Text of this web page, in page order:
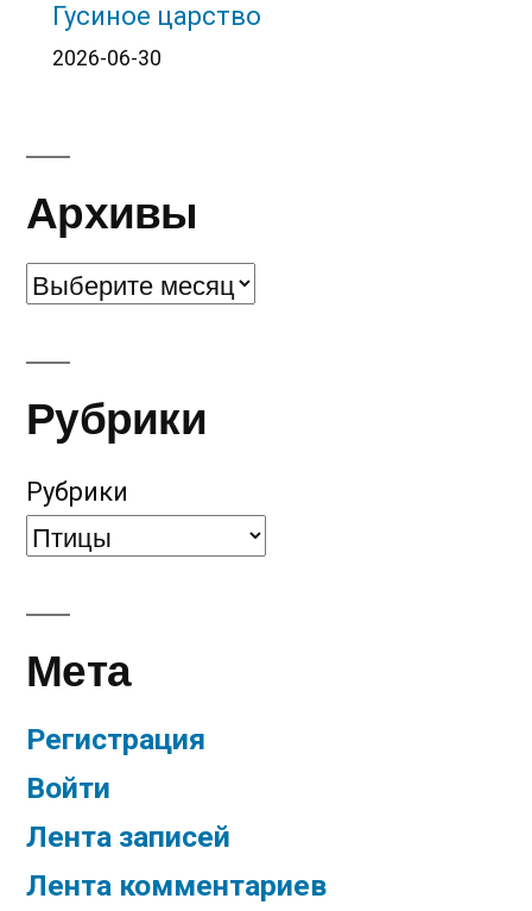
Гусиное царство
2026-06-30
Архивы
Архивы
Рубрики
Рубрики
Мета
Регистрация
Войти
Лента записей
Лента комментариев